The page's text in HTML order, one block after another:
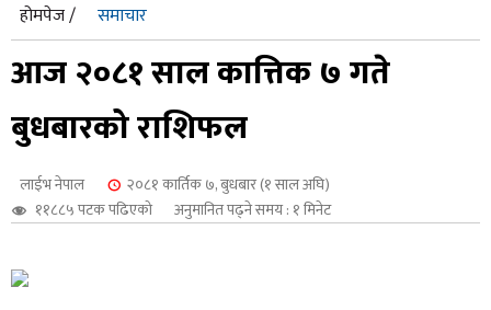
होमपेज / समाचार
आज २०८१ साल कात्तिक ७ गते
बुधबारको राशिफल
लाईभ नेपाल
२०८१ कार्तिक ७, बुधबार (१ साल अघि)
११८८५ पटक पढिएको
अनुमानित पढ्ने समय : १ मिनेट